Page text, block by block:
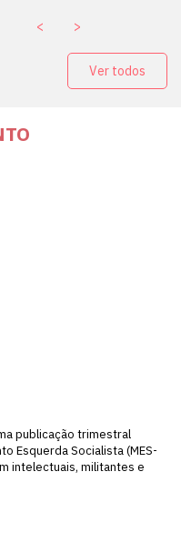
< >
Ver todos
publicação trimestral
Esquerda Socialista (MES-
intelectuais, militantes e